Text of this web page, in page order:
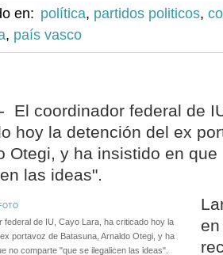
en: política, partidos politicos,
, país vasco
El coordinador federal de
hoy la detención del ex
Otegi, y ha insistido en
las ideas".
federal de IU, Cayo Lara, ha criticado hoy la
portavoz de Batasuna, Arnaldo Otegi, y ha
no comparte "que se ilegalicen las ideas".